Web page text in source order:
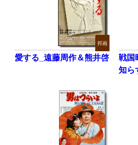
邦画
愛する_遠藤周作＆熊井啓
戦国
知ら